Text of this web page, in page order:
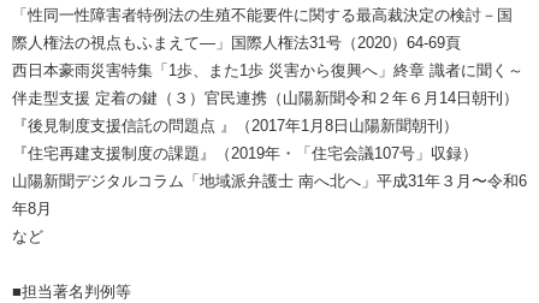
「性同一性障害者特例法の生殖不能要件に関する最高裁決定の検討－国
際人権法の視点もふまえて―」国際人権法31号（2020）64‐69頁
西日本豪雨災害特集「1歩、また1歩 災害から復興へ」終章 識者に聞く～
伴走型支援 定着の鍵（３）官民連携（山陽新聞令和２年６月14日朝刊）
『後見制度支援信託の問題点 』（2017年1月8日山陽新聞朝刊）
『住宅再建支援制度の課題』（2019年・「住宅会議107号」収録）
山陽新聞デジタルコラム「地域派弁護士 南へ北へ」平成31年３月〜令和6
年8月
など
■担当著名判例等